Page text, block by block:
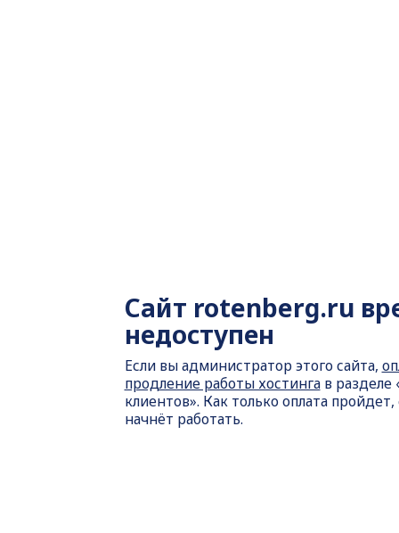
Сайт rotenberg.ru
недоступен
Если вы администратор этого сайта,
продление работы хостингав разделе
клиентов». Как только оплата пройдет,
начнёт работать.